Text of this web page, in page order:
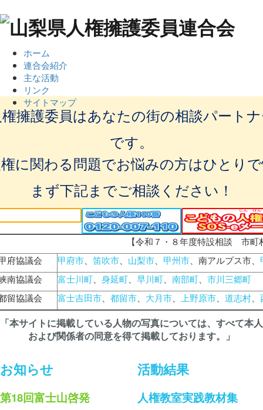
ホーム
連合会紹介
主な活動
リンク
サイトマップ
擁護委員はあなたの街の相談パート
です。
に関わる問題でお悩みの方はひとり
まず下記までご相談ください！
【令和７・８年度特設相談 市
府協議会
甲府市 笛吹市 山梨市 甲州市 、南アルプス市、
南協議会
富士川町 身延町 早川町 南部町
市川三郷町
留協議会
富士吉田市 都留市 大月市 上野原市 道志村
「本サイトに掲載している人物の写真については、すべて本人
および関係者の同意を得て掲載しております。」
お知らせ
第18回富士山啓発
活動結果
人権教室実践教材集